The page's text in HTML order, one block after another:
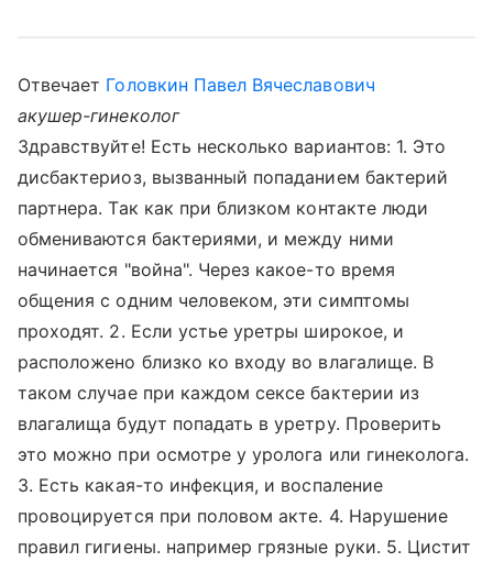
Отвечает Головкин Павел Вячеславович
акушер-гинеколог
Здравствуйте! Есть несколько вариантов: 1. Это
дисбактериоз, вызванный попаданием бактерий
партнера. Так как при близком контакте люди
обмениваются бактериями, и между ними
начинается "война". Через какое-то время
общения с одним человеком, эти симптомы
проходят. 2. Если устье уретры широкое, и
расположено близко ко входу во влагалище. В
таком случае при каждом сексе бактерии из
влагалища будут попадать в уретру. Проверить
это можно при осмотре у уролога или гинеколога.
3. Есть какая-то инфекция, и воспаление
провоцируется при половом акте. 4. Нарушение
правил гигиены. например грязные руки. 5. Цистит